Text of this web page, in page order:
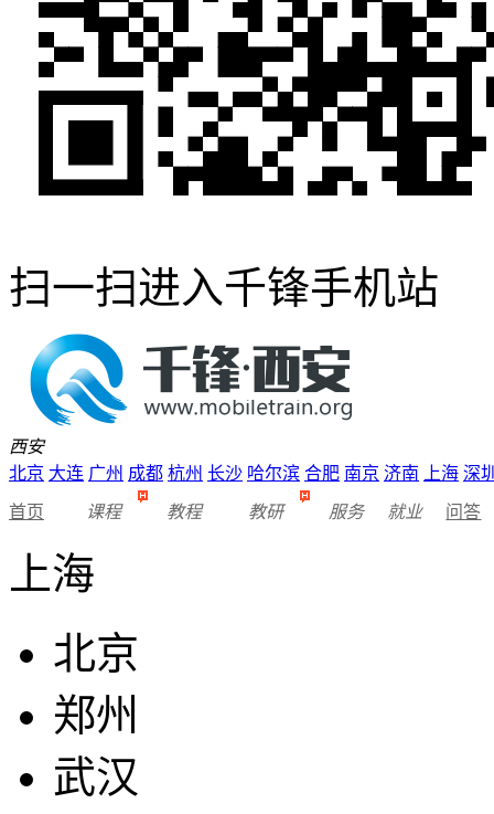
扫一扫进入千锋手机站
西安
北京 大连 广州 成都 杭州 长沙 哈尔滨 合肥 南京 济南 上海 深
首页 课程 教程 教研 服务 就业 问答
上海
北京
郑州
武汉